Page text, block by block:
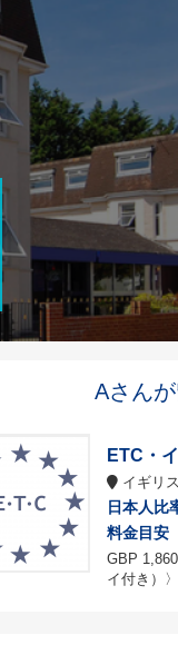
Aさん
ETC・
イギリ
日本人比
料金目安
GBP 1,860
イ付き）〉